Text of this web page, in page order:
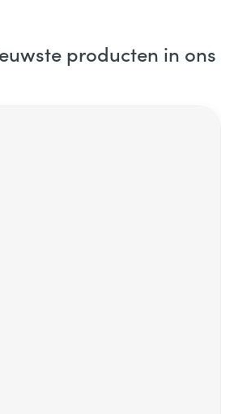
producten in ons